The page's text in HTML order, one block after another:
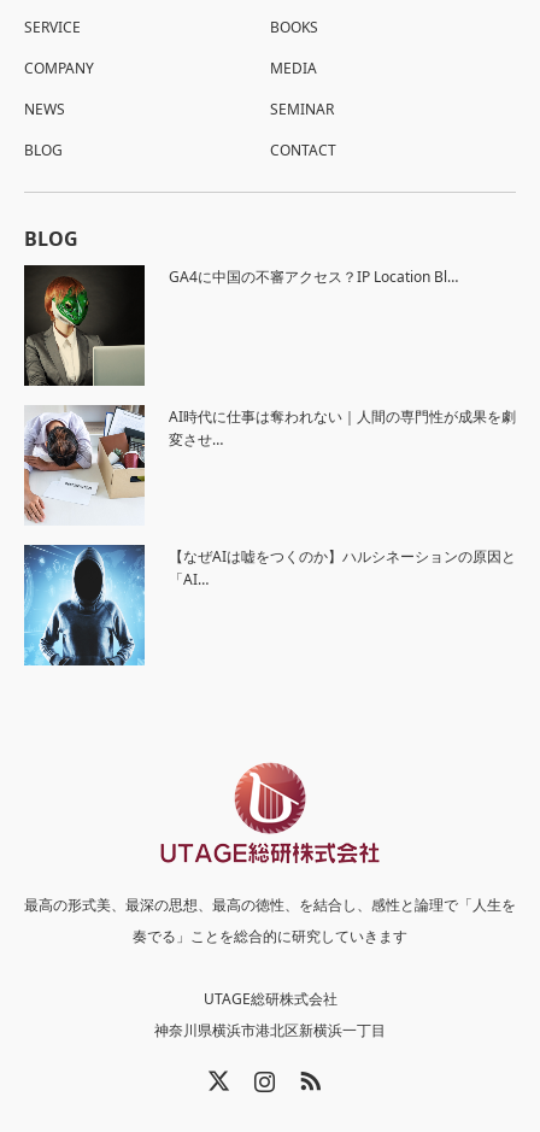
SERVICE
COMPANY
NEWS
BLOG
BOOKS
MEDIA
SEMINAR
CONTACT
BLOG
GA4に中国の不審アクセス？IP Location Bl…
AI時代に仕事は奪われない｜人間の専門性が成果を劇
変させ…
【なぜAIは嘘をつくのか】ハルシネーションの原因と
「AI…
最高の形式美、最深の思想、最高の徳性、を結合し、感性と論理で「人生を
奏でる」ことを総合的に研究していきます
UTAGE総研株式会社
神奈川県横浜市港北区新横浜一丁目